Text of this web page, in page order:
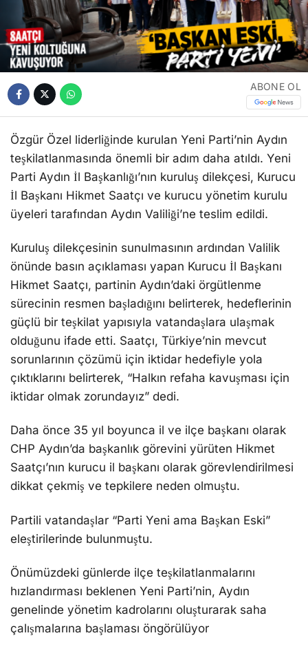
ABONE OL
Özgür Özel liderliğinde kurulan Yeni Parti’nin Aydın
teşkilatlanmasında önemli bir adım daha atıldı. Yeni
Parti Aydın İl Başkanlığı’nın kuruluş dilekçesi, Kurucu
İl Başkanı Hikmet Saatçı ve kurucu yönetim kurulu
üyeleri tarafından Aydın Valiliği’ne teslim edildi.
Kuruluş dilekçesinin sunulmasının ardından Valilik
önünde basın açıklaması yapan Kurucu İl Başkanı
Hikmet Saatçı, partinin Aydın’daki örgütlenme
sürecinin resmen başladığını belirterek, hedeflerinin
güçlü bir teşkilat yapısıyla vatandaşlara ulaşmak
olduğunu ifade etti. Saatçı, Türkiye’nin mevcut
sorunlarının çözümü için iktidar hedefiyle yola
çıktıklarını belirterek, “Halkın refaha kavuşması için
iktidar olmak zorundayız” dedi.
Daha önce 35 yıl boyunca il ve ilçe başkanı olarak
CHP Aydın’da başkanlık görevini yürüten Hikmet
Saatçı’nın kurucu il başkanı olarak görevlendirilmesi
dikkat çekmiş ve tepkilere neden olmuştu.
Partili vatandaşlar “Parti Yeni ama Başkan Eski”
eleştirilerinde bulunmuştu.
Önümüzdeki günlerde ilçe teşkilatlanmalarını
hızlandırması beklenen Yeni Parti’nin, Aydın
genelinde yönetim kadrolarını oluşturarak saha
çalışmalarına başlaması öngörülüyor